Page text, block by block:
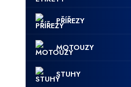
PŘÍŘEZY
MOTOUZY
STUHY